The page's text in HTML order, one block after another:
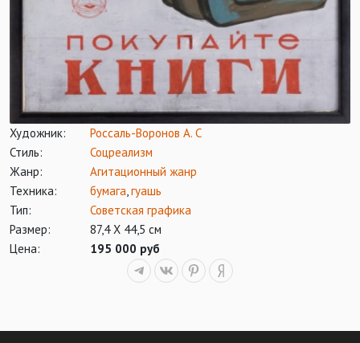
Художник:
Россаль-Воронов А. С
Стиль:
Соцреализм
Жанр:
Агитационный жанр
Техника:
бумага,гуашь
Тип:
Советская графика
Размер:
87,4 Х 44,5 см
Цена:
195 000 руб